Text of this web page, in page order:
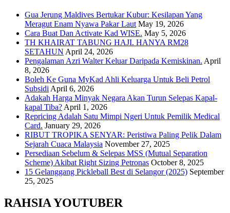
Gua Jerung Maldives Bertukar Kubur: Kesilapan Yang
Meragut Enam Nyawa Pakar Laut May 19, 2026
Cara Buat Dan Activate Kad WISE. May 5, 2026
TH KHAIRAT TABUNG HAJI. HANYA RM28
SETAHUN April 24, 2026
Pengalaman Azri Walter Keluar Daripada Kemiskinan. April
8, 2026
Boleh Ke Guna MyKad Ahli Keluarga Untuk Beli Petrol
Subsidi April 6, 2026
Adakah Harga Minyak Negara Akan Turun Selepas Kapal-
kapal Tiba? April 1, 2026
Repricing Adalah Satu Mimpi Ngeri Untuk Pemilik Medical
Card. January 29, 2026
RIBUT TROPIKA SENYAR: Peristiwa Paling Pelik Dalam
Sejarah Cuaca Malaysia November 27, 2025
Persediaan Sebelum & Selepas MSS (Mutual Separation
Scheme) Akibat Right Sizing Petronas October 8, 2025
15 Gelanggang Pickleball Best di Selangor (2025) September
25, 2025
RAHSIA YOUTUBER